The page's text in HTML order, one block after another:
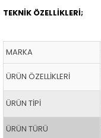
TEKNİK ÖZELLİKLERİ;
MARKA
ÜRÜN ÖZELLİKLERİ
ÜRÜN TİPİ
ÜRÜN TÜRÜ